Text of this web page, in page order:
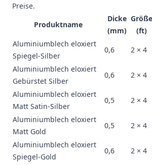
Preise.
Produktname
Dicke
(mm)
Größe
(ft)
Aluminiumblech eloxiert
Spiegel-Silber
0,6 2 × 4
Aluminiumblech eloxiert
Gebürstet Silber
0,6 2 × 4
Aluminiumblech eloxiert
Matt Satin-Silber
0,5 2 × 4
Aluminiumblech eloxiert
Matt Gold
0,5 2 × 4
Aluminiumblech eloxiert
Spiegel-Gold
0,6 2 × 4